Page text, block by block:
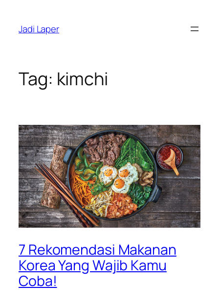
content
Jadi Laper
Tag: kimchi
7 Rekomendasi Makanan
Korea Yang Wajib Kamu
Coba!